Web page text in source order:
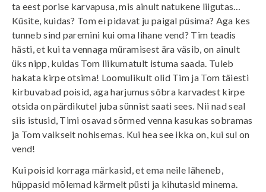
ta eest porise karvapusa, mis ainult natukene liigutas…
Küsite, kuidas? Tom ei pidavat ju paigal püsima? Aga kes
tunneb sind paremini kui oma lihane vend? Tim teadis
hästi, et kui ta vennaga müramisest ära väsib, on ainult
üks nipp, kuidas Tom liikumatult istuma saada. Tuleb
hakata kirpe otsima! Loomulikult olid Tim ja Tom täiesti
kirbuvabad poisid, aga harjumus sõbra karvadest kirpe
otsida on pärdikutel juba sünnist saati sees. Nii nad seal
siis istusid, Timi osavad sõrmed venna kasukas sobramas
ja Tom vaikselt nohisemas. Kui hea see ikka on, kui sul on
vend!
Kui poisid korraga märkasid, et ema neile läheneb,
hüppasid mõlemad kärmelt püsti ja kihutasid minema.